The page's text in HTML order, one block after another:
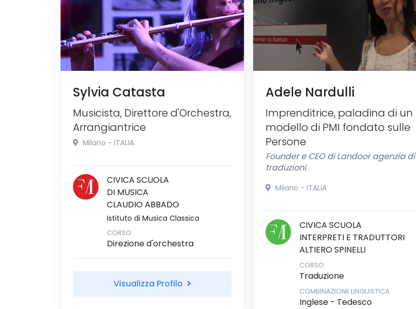
Sylvia Catasta
Musicista, Direttore d'Orchestra,
Arrangiantrice
Milano - ITALIA
CIVICA SCUOLA
DI MUSICA
CLAUDIO ABBADO
Istituto di Musica Classica
CORSO
Direzione d'orchestra
Visualizza Profilo
Adele Nardulli
Imprenditrice, paladina di un
modello di PMI fondato sulle
Persone
Founder e CEO di Landoor agenzia di
traduzioni
Milano - ITALIA
CIVICA SCUOLA
INTERPRETI E TRADUTTORI
ALTIERO SPINELLI
CORSO
Traduzione
COMBINAZIONE LINGUISTICA
Inglese - Tedesco